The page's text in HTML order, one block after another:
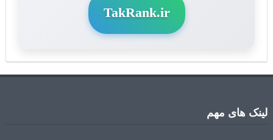
TakRank.ir
لینک های مهم